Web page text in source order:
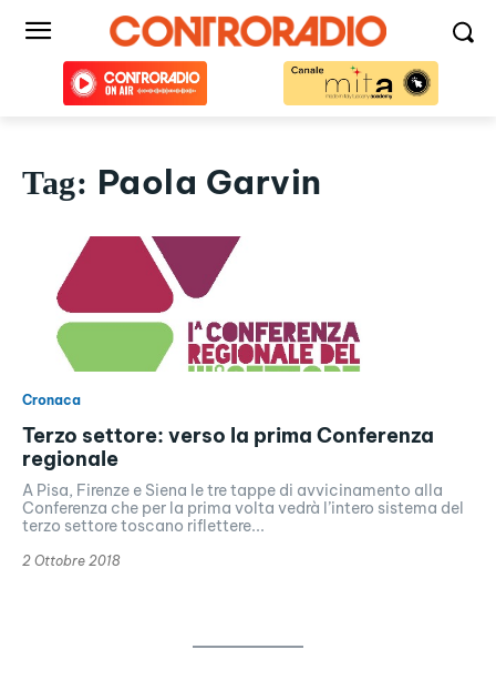
Tag: Paola Garvin
Cronaca
Terzo settore: verso la prima Conferenza
regionale
A Pisa, Firenze e Siena le tre tappe di avvicinamento alla
Conferenza che per la prima volta vedrà l’intero sistema del
terzo settore toscano riflettere...
2 Ottobre 2018